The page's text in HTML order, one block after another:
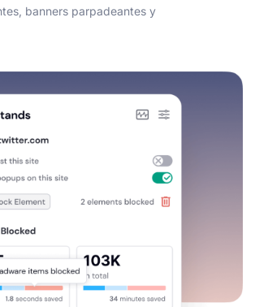
banners parpadeantes y